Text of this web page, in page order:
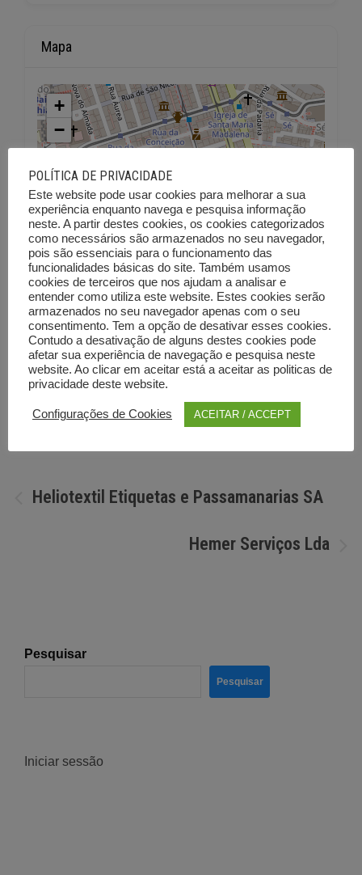
Mapa
+
−
Navegação
Heliotextil Etiquetas e Passamanarias SA
Hemer Serviços Lda
Pesquisar
Pesquisar
Iniciar sessão
POLÍTICA DE PRIVACIDADE
Este website pode usar cookies para melhorar a sua
experiência enquanto navega e pesquisa informação
neste. A partir destes cookies, os cookies categorizados
como necessários são armazenados no seu navegador,
pois são essenciais para o funcionamento das
funcionalidades básicas do site. Também usamos
cookies de terceiros que nos ajudam a analisar e
entender como utiliza este website. Estes cookies serão
armazenados no seu navegador apenas com o seu
consentimento. Tem a opção de desativar esses cookies.
Contudo a desativação de alguns destes cookies pode
afetar sua experiência de navegação e pesquisa neste
website. Ao clicar em aceitar está a aceitar as politicas de
privacidade deste website.
Configurações de Cookies ACEITAR / ACCEPT